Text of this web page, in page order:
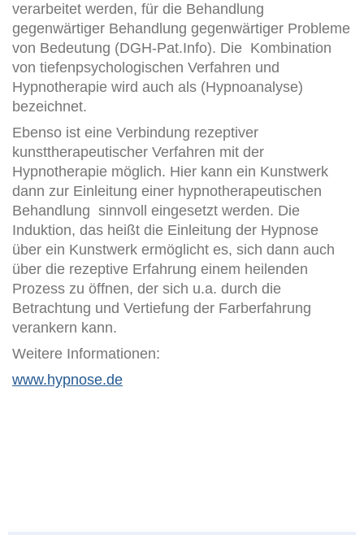
verarbeitet werden, für die Behandlung
gegenwärtiger Behandlung gegenwärtiger Probleme
von Bedeutung (DGH-Pat.Info). Die Kombination
von tiefenpsychologischen Verfahren und
Hypnotherapie wird auch als (Hypnoanalyse)
bezeichnet.
Ebenso ist eine Verbindung rezeptiver
kunsttherapeutischer Verfahren mit der
Hypnotherapie möglich. Hier kann ein Kunstwerk
dann zur Einleitung einer hypnotherapeutischen
Behandlung sinnvoll eingesetzt werden. Die
Induktion, das heißt die Einleitung der Hypnose
über ein Kunstwerk ermöglicht es, sich dann auch
über die rezeptive Erfahrung einem heilenden
Prozess zu öffnen, der sich u.a. durch die
Betrachtung und Vertiefung der Farberfahrung
verankern kann.
Weitere Informationen:
www.hypnose.de